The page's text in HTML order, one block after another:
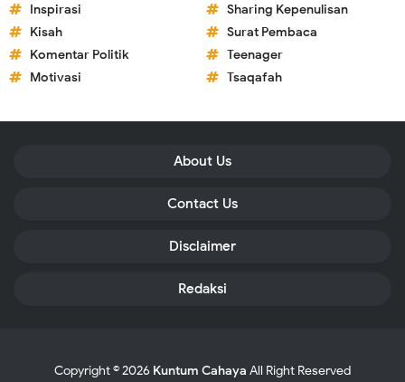
Inspirasi
Kisah
Komentar Politik
Motivasi
Sharing Kepenulisan
Surat Pembaca
Teenager
Tsaqafah
About Us
Contact Us
Disclaimer
Redaksi
Copyright ©2026 Kuntum Cahaya All Right Reserved